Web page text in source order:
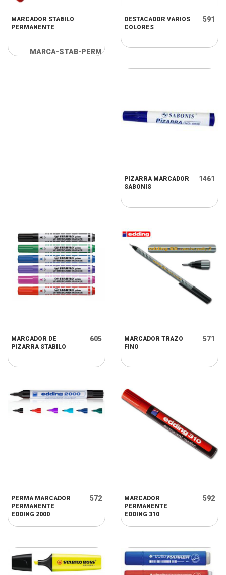
MARCADOR STABILO
PERMANENTE
MARCA-STAB-PERM
DESTACADOR VARIOS
COLORES
591
PIZARRA MARCADOR
SABONIS
1461
MARCADOR DE
PIZARRA STABILO
605
MARCADOR TRAZO
FINO
571
PERMA MARCADOR
PERMANENTE
EDDING 2000
572
MARCADOR
PERMANENTE
EDDING 310
592